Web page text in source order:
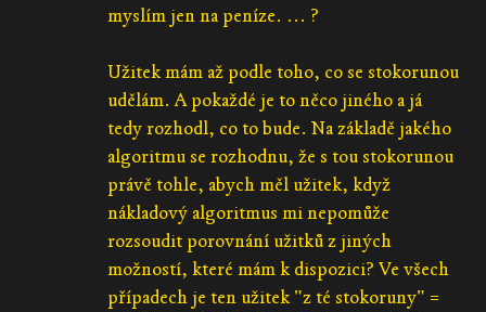
myslím jen na peníze. ... ?
Užitek mám až podle toho, co se stokorunou
udělám. A pokaždé je to něco jiného a já
tedy rozhodl, co to bude. Na základě jakého
algoritmu se rozhodnu, že s tou stokorunou
právě tohle, abych měl užitek, když
nákladový algoritmus mi nepomůže
rozsoudit porovnání užitků z jiných
možností, které mám k dispozici? Ve všech
případech je ten užitek "z té stokoruny" =